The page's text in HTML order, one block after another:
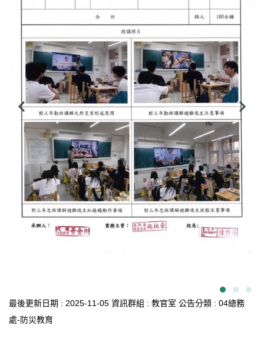
臺北市111年度臺北酷課雲師資增能推廣
教育品質保證
防疫在家學習專區
最後更新日期 : 2025-11-05 資訊群組 : 教官室 公告分類 : 04總務
處-防災教育